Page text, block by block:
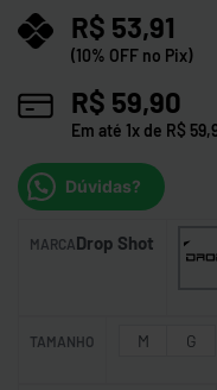
R$ 53,91
(10% OFF no Pix)
R$ 59,90
Em até 1x de R$
Dúvidas?
MARCADrop Shot
TAMANHO M G